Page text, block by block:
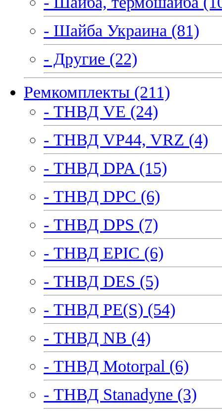
- Шайба Украина (81)
- Другие (22)
Ремкомплекты (211)
- ТНВД VE (24)
- ТНВД VP44, VRZ (4)
- ТНВД DPA (15)
- ТНВД DPC (6)
- ТНВД DPS (7)
- ТНВД EPIC (6)
- ТНВД DES (5)
- ТНВД PE(S) (54)
- ТНВД NB (4)
- ТНВД Motorpal (6)
- ТНВД Stanadyne (3)